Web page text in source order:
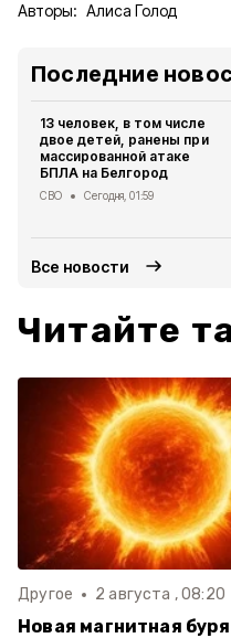
Авторы: Алиса Голод
Последние
13 человек, в том числе
двое детей, ранены при
массированной атаке
БПЛА на Белгород
СВО Сегодня, 01:59
Все новости
Читайте
Другое 2 августа , 08:20
Новая магнитная буря